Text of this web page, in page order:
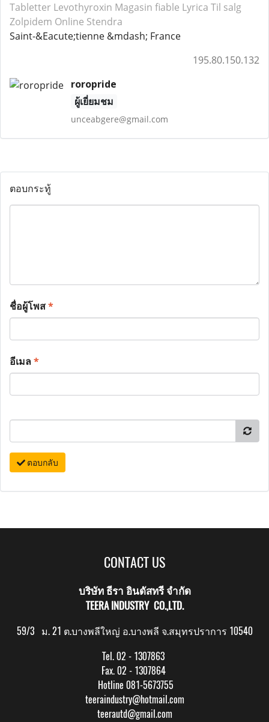
Tabletter Levothyroxin Magasin fiable Lyrica Til salg
Zolpidem Online Stendra
Saint-&Eacute;tienne &mdash; France
195.80.150.132
roropride
ผู้เยี่ยมชม
unceabgere@gmail.com
ตอบกระทู้
ชื่อผู้โพส*
อีเมล*
ตอบกลับ
CONTACT US
บริษัท ธีรา อินดัสทรี จำกัด
TEERA INDUSTRY CO.,LTD.
59/3 ม. 21 ต.บางพลีใหญ่ อ.บางพลี จ.สมุทรปราการ 10540
Tel. 02 - 1307863
Fax. 02 - 1307864
Hotline 081-5673755
teeraindustry@hotmail.com
teerautd@gmail.com